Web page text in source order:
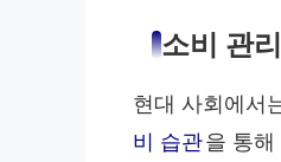
소비 관
현대 사회에서
비 습관을 통